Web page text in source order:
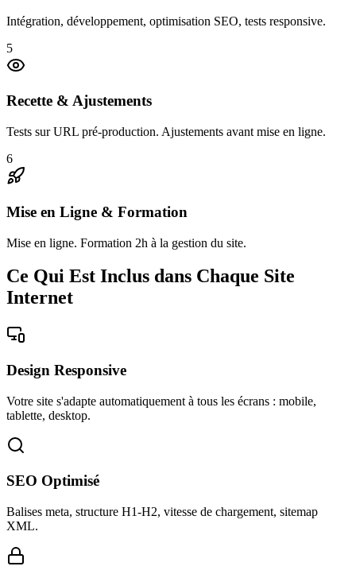
Intégration, développement, optimisation SEO, tests responsive.
5
Recette & Ajustements
Tests sur URL pré-production. Ajustements avant mise en ligne.
6
Mise en Ligne & Formation
Mise en ligne. Formation 2h à la gestion du site.
Ce Qui Est Inclus dans Chaque Site
Internet
Design Responsive
Votre site s'adapte automatiquement à tous les écrans : mobile,
tablette, desktop.
SEO Optimisé
Balises meta, structure H1-H2, vitesse de chargement, sitemap
XML.